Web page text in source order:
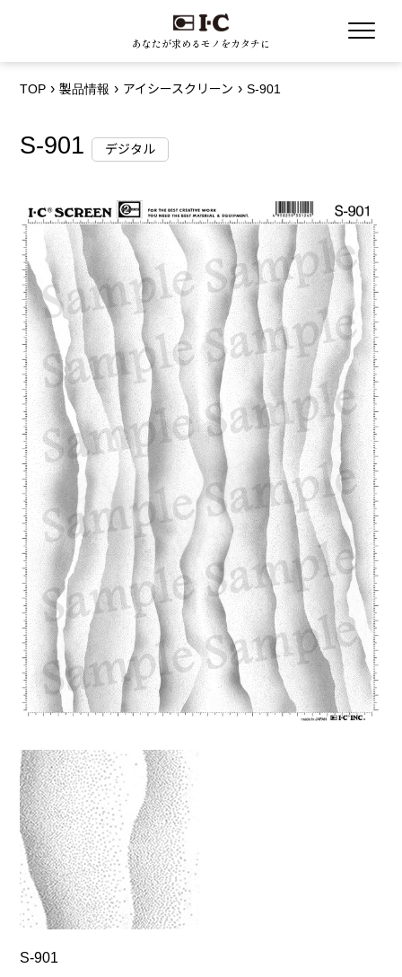
あなたが求めるモノをカタチに
TOP 製品情報 アイシースクリーン S-901
S-901 デジタル
S-901